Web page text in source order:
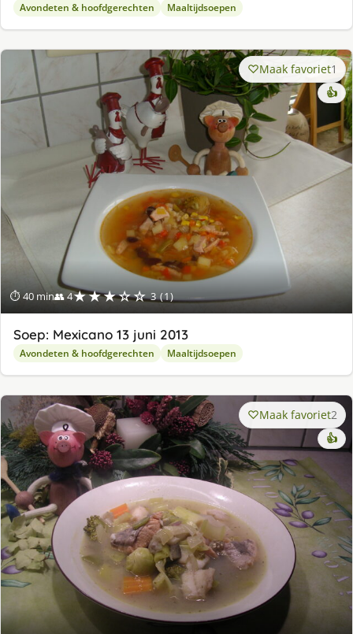
Avondeten & hoofdgerechten Maaltijdsoepen
⏱ 40 min👥 4★★★☆☆ 3 (1)
Maak favoriet1
👍
Soep: Mexicano 13 juni 2013
Avondeten & hoofdgerechten Maaltijdsoepen
Maak favoriet2
👍